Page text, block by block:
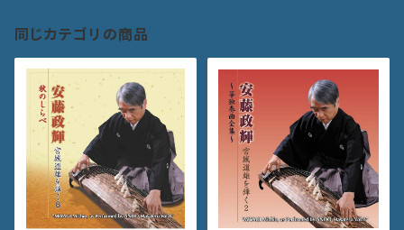
同じカテゴリの商品